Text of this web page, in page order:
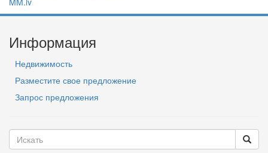
Информация
Недвижимость
Разместите свое предложение
Запрос предложения